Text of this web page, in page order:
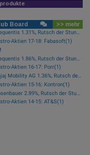
Board >> mehr
Star der Stunde: Frequentis 1.31%, Rutsch der Stunde: RHI Magnesita -1.38%
Aktien 17-18: Fabasoft(1)
Star der Stunde: Frequentis 1.86%, Rutsch der Stunde: Kapsch TrafficCom -2.16%
Aktien 16-17: Porr(1)
Star der Stunde: Bajaj Mobility AG 1.36%, Rutsch der Stunde: Polytec Group -1.81%
Aktien 15-16: Kontron(1)
Star der Stunde: Rosenbauer 2.89%, Rutsch der Stunde: Kapsch TrafficCom -1.92%
Aktien 14-15: AT&S(1)